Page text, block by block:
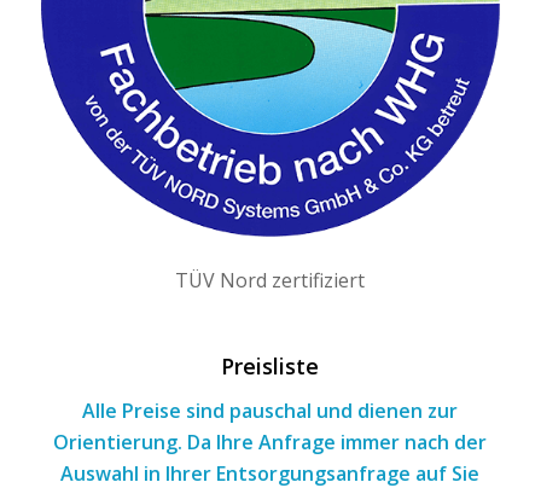
TÜV Nord zertifiziert
Preisliste
Alle Preise sind pauschal und dienen zur
Orientierung. Da Ihre Anfrage immer nach der
Auswahl in Ihrer Entsorgungsanfrage auf Sie